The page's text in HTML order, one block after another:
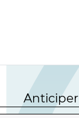
Anticiper